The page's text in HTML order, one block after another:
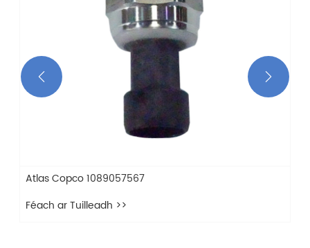
Atlas Copco 1089057567
Féach ar Tuilleadh >>
 